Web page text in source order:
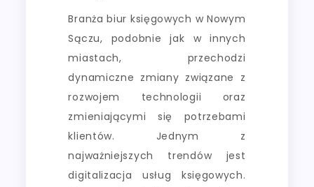
Branża biur księgowych w Nowym
Sączu, podobnie jak w innych
miastach, przechodzi
dynamiczne zmiany związane z
rozwojem technologii oraz
zmieniającymi się potrzebami
klientów. Jednym z
najważniejszych trendów jest
digitalizacja usług księgowych.